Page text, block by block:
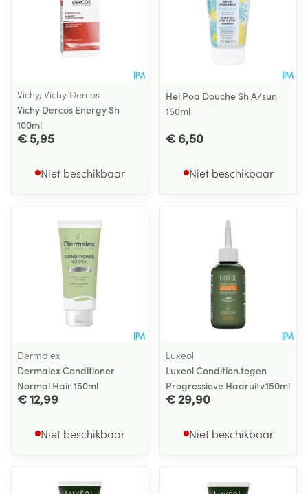
Vichy, Vichy Dercos
Vichy Dercos Energy Sh
100ml
€ 5,95
Niet beschikbaar
Hei Poa Douche Sh A/sun
150ml
€ 6,50
Niet beschikbaar
Dermalex
Dermalex Conditioner
Normal Hair 150ml
€ 12,99
Niet beschikbaar
Luxeol
Luxeol Condition.tegen
Progressieve Haaruitv.150ml
€ 29,90
Niet beschikbaar